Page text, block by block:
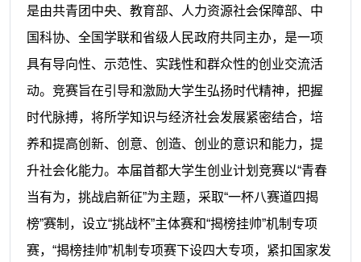
是由共青团中央、教育部、人力资源社会保障部、中
国科协、全国学联和省级人民政府共同主办，是一项
具有导向性、示范性、实践性和群众性的创业交流活
动。竞赛旨在引导和激励大学生弘扬时代精神，把握
时代脉搏，将所学知识与经济社会发展紧密结合，培
养和提高创新、创意、创造、创业的意识和能力，提
升社会化能力。本届首都大学生创业计划竞赛以“青春
当有为，挑战启新征”为主题，采取“一杯八赛道四揭
榜”赛制，设立“挑战杯”主体赛和“揭榜挂帅”机制专项
赛，“揭榜挂帅”机制专项赛下设四大专项，紧扣国家发